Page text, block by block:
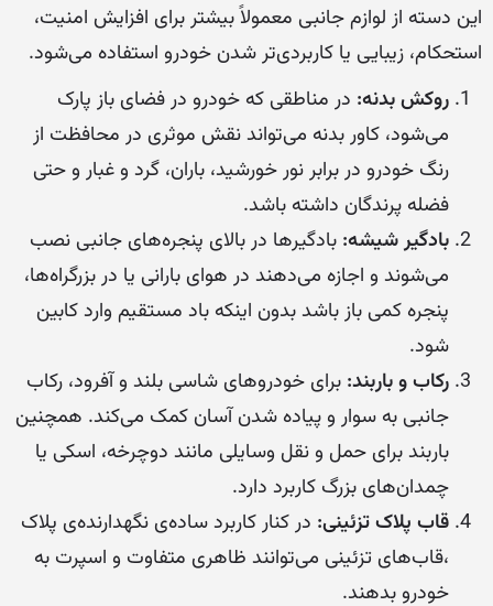
این دسته از لوازم جانبی معمولاً بیشتر برای افزایش امنیت،
استحکام، زیبایی یا کاربردی‌تر شدن خودرو استفاده می‌شود.
روکش بدنه: در مناطقی که خودرو در فضای باز پارک
می‌شود، کاور بدنه می‌تواند نقش موثری در محافظت از
رنگ خودرو در برابر نور خورشید، باران، گرد و غبار و حتی
فضله پرندگان داشته باشد.
بادگیر شیشه: بادگیرها در بالای پنجره‌های جانبی نصب
می‌شوند و اجازه می‌دهند در هوای بارانی یا در بزرگراه‌ها،
پنجره کمی باز باشد بدون اینکه باد مستقیم وارد کابین
شود.
رکاب و باربند: برای خودروهای شاسی بلند و آفرود، رکاب
جانبی به سوار و پیاده شدن آسان کمک می‌کند. همچنین
باربند برای حمل و نقل وسایلی مانند دوچرخه، اسکی یا
چمدان‌های بزرگ کاربرد دارد.
قاب پلاک تزئینی: در کنار کاربرد ساده‌ی نگهدارنده‌ی پلاک
،قاب‌های تزئینی می‌توانند ظاهری متفاوت و اسپرت به
خودرو بدهند.